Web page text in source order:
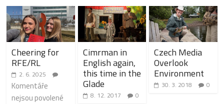
Cheering for
RFE/RL
2. 6. 2025
Komentáře
nejsou povolené
Cimrman in
English again,
this time in the
Glade
8. 12. 2017 0
Czech Media
Overlook
Environment
30. 3. 2018 0